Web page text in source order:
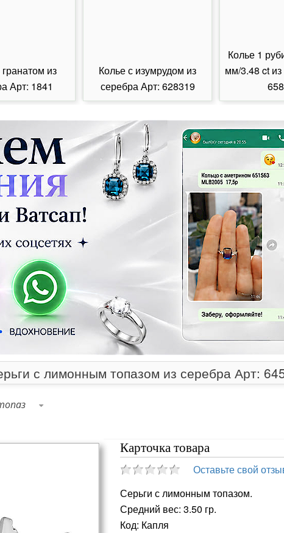
из
Арт: 1841
Колье с изумрудом из
серебра Арт: 628319
Колье 1
мм/3.48 ct
с лимонным топазом из серебра Арт:
Карточка товара
Оставьте свой
Серьги с лимонным топазом.
Средний вес: 3.50 гр.
Код: Капля